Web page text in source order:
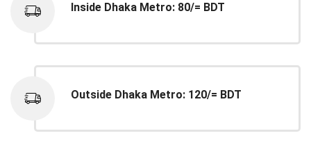
Inside Dhaka Metro: 80/= BDT
Outside Dhaka Metro: 120/= BDT